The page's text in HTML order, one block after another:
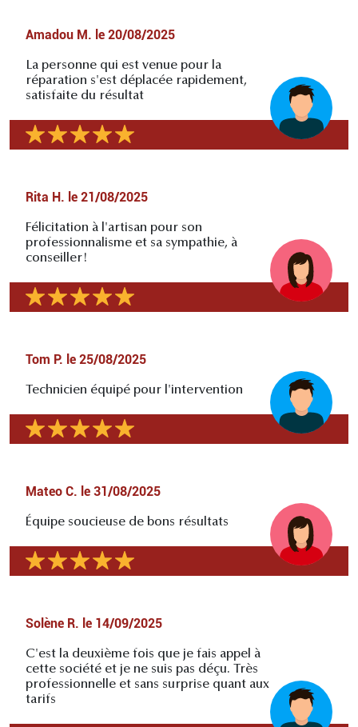
Amadou M. le 20/08/2025
La personne qui est venue pour la
réparation s'est déplacée rapidement,
satisfaite du résultat
Rita H. le 21/08/2025
Félicitation à l'artisan pour son
professionnalisme et sa sympathie, à
conseiller!
Tom P. le 25/08/2025
Technicien équipé pour l'intervention
Mateo C. le 31/08/2025
Équipe soucieuse de bons résultats
Solène R. le 14/09/2025
C'est la deuxième fois que je fais appel à
cette société et je ne suis pas déçu. Très
professionnelle et sans surprise quant aux
tarifs